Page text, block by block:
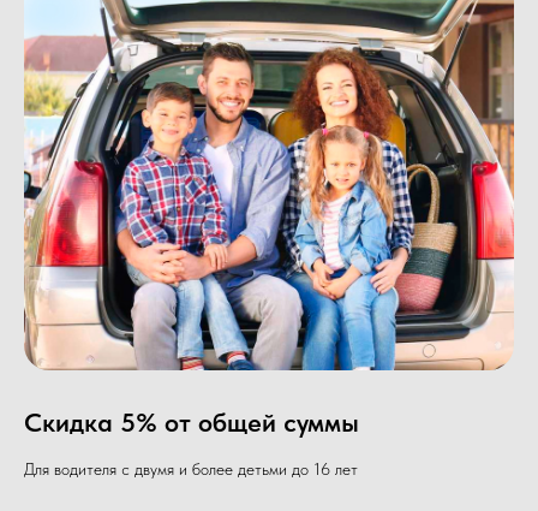
Скидка 5% от общей суммы
Для водителя с двумя и более детьми до 16 лет